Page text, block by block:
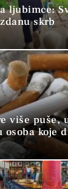
ljubimce:
skrb
više puše,
osoba koje
duhan